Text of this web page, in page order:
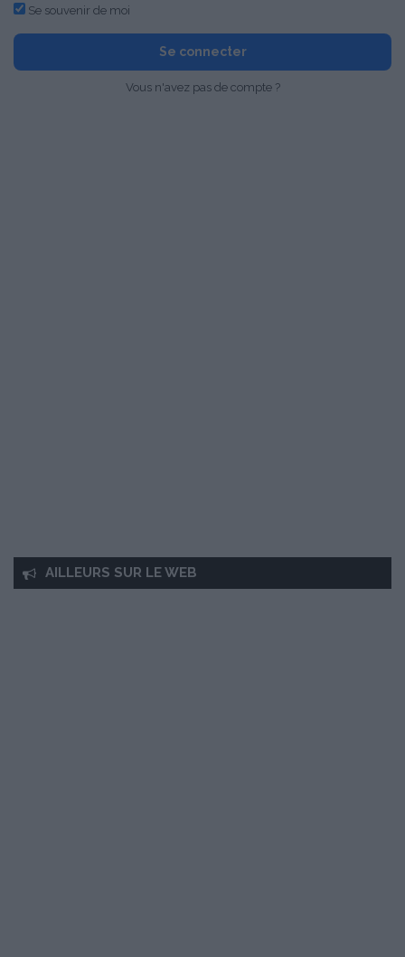
Se souvenir de moi
Se connecter
Vous n'avez pas de compte ?
AILLEURS SUR LE WEB